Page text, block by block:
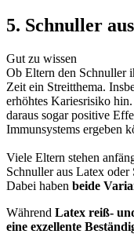
5. Schnuller
Gut zu wissen
Ob Eltern den Schnuller
Zeit ein Streitthema.
erhöhtes Kariesrisiko hin.
daraus sogar positive
Immunsystems ergeben
Viele Eltern stehen
Schnuller aus Latex
Dabei haben beide
Während Latex reiß-
eine exzellente